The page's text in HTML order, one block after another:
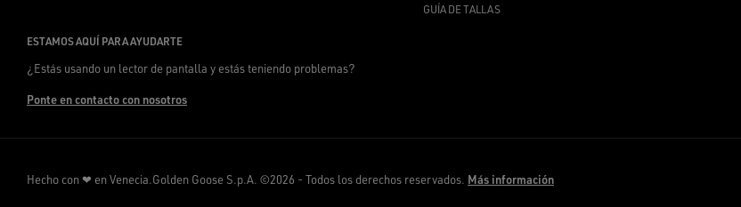
GUÍA DE TALLAS
ESTAMOS AQUÍ PARA AYUDARTE
¿Estás usando un lector de pantalla y estás teniendo problemas?
Ponte en contacto con nosotros
Hecho con ❤ en Venecia.Golden Goose S.p.A. ©2026 - Todos los derechos reservados. Más información